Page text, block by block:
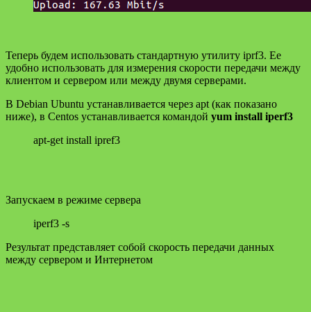
Теперь будем использовать стандартную утилиту iprf3. Ее
удобно использовать для измерения скорости передачи между
клиентом и сервером или между двумя серверами.
В Debian Ubuntu устанавливается через apt (как показано
ниже), в Centos устанавливается командой yum install iperf3
apt-get install ipref3
Запускаем в режиме сервера
iperf3 -s
Результат представляет собой скорость передачи данных
между сервером и Интернетом